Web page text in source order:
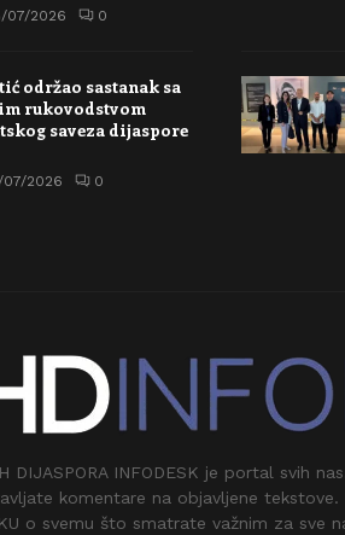
07/2026 0
održao sastanak sa
rukovodstvom
saveza dijaspore
07/2026 0
DIJASPORA INFODESK je portal svih
komentare na objavljene
o svemu što smatrate važnim za sve